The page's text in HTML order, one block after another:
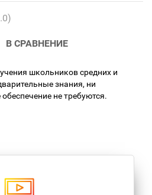
В СРАВНЕНИЕ
школьников средних и
знания, ни
не требуются.